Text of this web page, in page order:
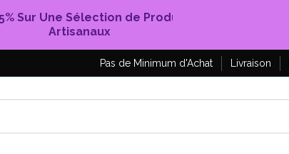
Sur Une Sélection de Produits
Artisanaux
Pas de Minimum d'Achat Livraison